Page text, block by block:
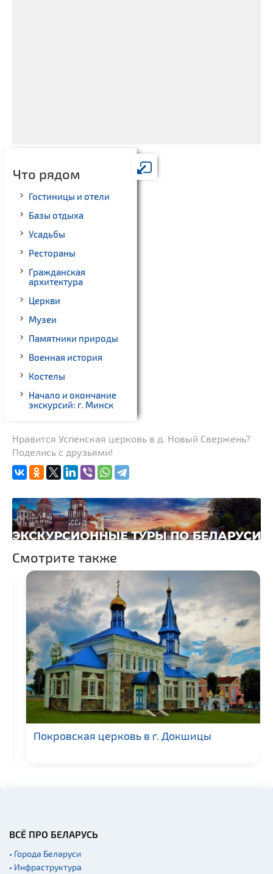
Что рядом
Гостиницы и отели
Базы отдыха
Усадьбы
Рестораны
Гражданская
архитектура
Церкви
Музеи
Памятники природы
Военная история
Костелы
Начало и окончание
экскурсий: г. Минск
Нравится Успенская церковь в д. Новый Свержень?
Поделись с друзьями!
Смотрите также
Покровская церковь в г. Докшицы
ВСЁ ПРО БЕЛАРУСЬ
• Города Беларуси
• Инфраструктура